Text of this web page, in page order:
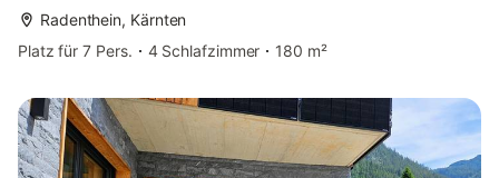
Radenthein, Kärnten
Platz für 7 Pers.
4 Schlafzimmer 180 m²